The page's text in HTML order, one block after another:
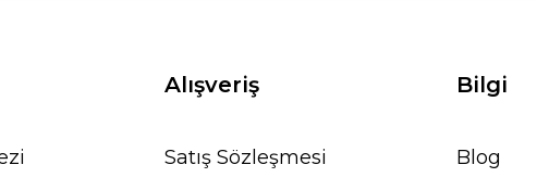
Alışveriş
Satış Sözleşmesi
Bilgi
Blog